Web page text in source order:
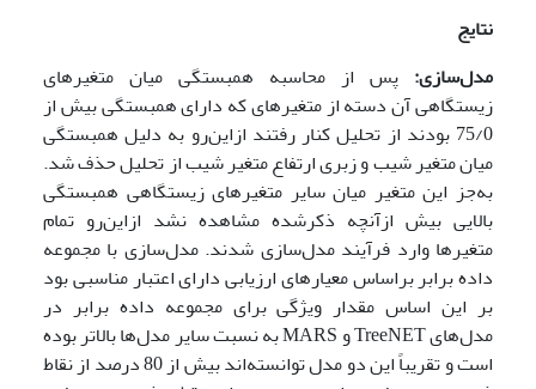
نتایج
مدل‌سازی: پس از محاسبه همبستگی میان متغیرهای
زیستگاهی آن دسته از متغیرهای که دارای همبستگی بیش از
75/0 بودند از تحلیل کنار رفتند ازاین‌رو به دلیل همبستگی
میان متغیر شیب و زبری ارتفاع متغیر شیب از تحلیل حذف شد.
به‌جز این متغیر میان سایر متغیرهای زیستگاهی همبستگی
بالایی بیش ازآنچه ذکرشده مشاهده نشد ازاین‌رو تمام
متغیرها وارد فرآیند مدل‌سازی شدند. مدل‌سازی با مجموعه
داده برابر براساس معیارهای ارزیابی دارای اعتبار مناسبی بود
بر این اساس مقدار ویژگی برای مجموعه داده برابر در
مدل‌های TreeNET و MARS به نسبت سایر مدل‌ها بالاتر بوده
است و تقریباً این دو مدل توانسته‌اند بیش از 80 درصد از نقاط